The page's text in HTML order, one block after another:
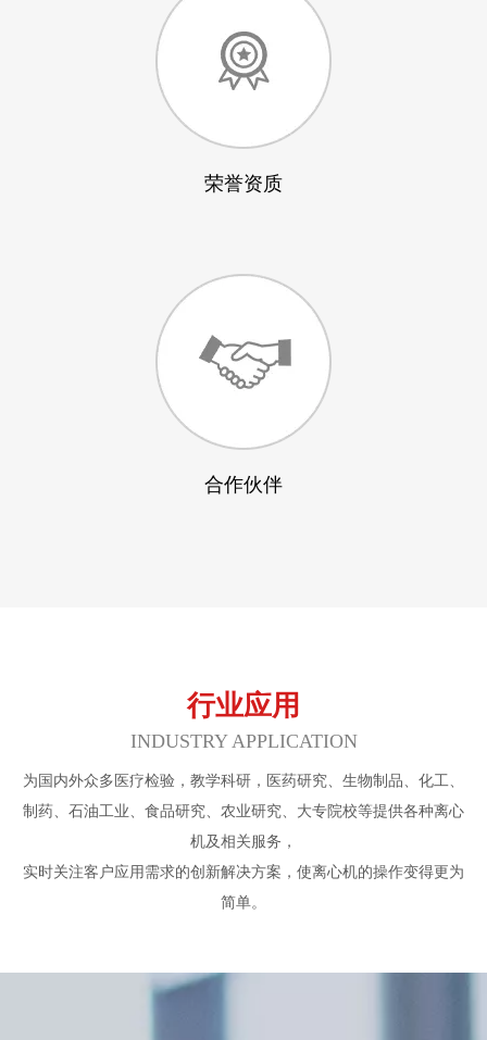
荣誉资质
合作伙伴
行业应用
INDUSTRY APPLICATION
为国内外众多医疗检验，教学科研，医药研究、生物制品、化工、
制药、石油工业、食品研究、农业研究、大专院校等提供各种离心
机及相关服务，
实时关注客户应用需求的创新解决方案，使离心机的操作变得更为
简单。